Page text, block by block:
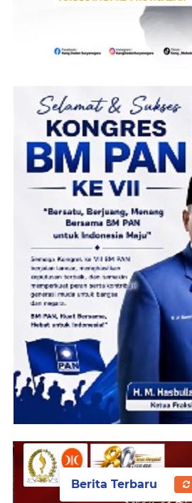
Berita Terbaru